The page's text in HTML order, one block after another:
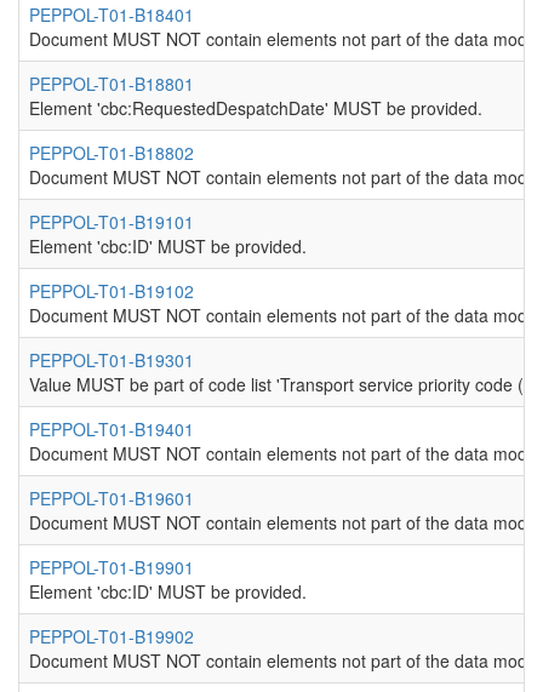
PEPPOL-T01-B18401
Document MUST NOT contain elements not part of the data
PEPPOL-T01-B18801
Element 'cbc:RequestedDespatchDate' MUST be provided.
PEPPOL-T01-B18802
Document MUST NOT contain elements not part of the data
PEPPOL-T01-B19101
Element 'cbc:ID' MUST be provided.
PEPPOL-T01-B19102
Document MUST NOT contain elements not part of the data
PEPPOL-T01-B19301
Value MUST be part of code list 'Transport service priority code
PEPPOL-T01-B19401
Document MUST NOT contain elements not part of the data
PEPPOL-T01-B19601
Document MUST NOT contain elements not part of the data
PEPPOL-T01-B19901
Element 'cbc:ID' MUST be provided.
PEPPOL-T01-B19902
Document MUST NOT contain elements not part of the data